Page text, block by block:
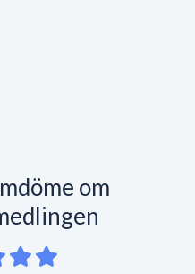
om